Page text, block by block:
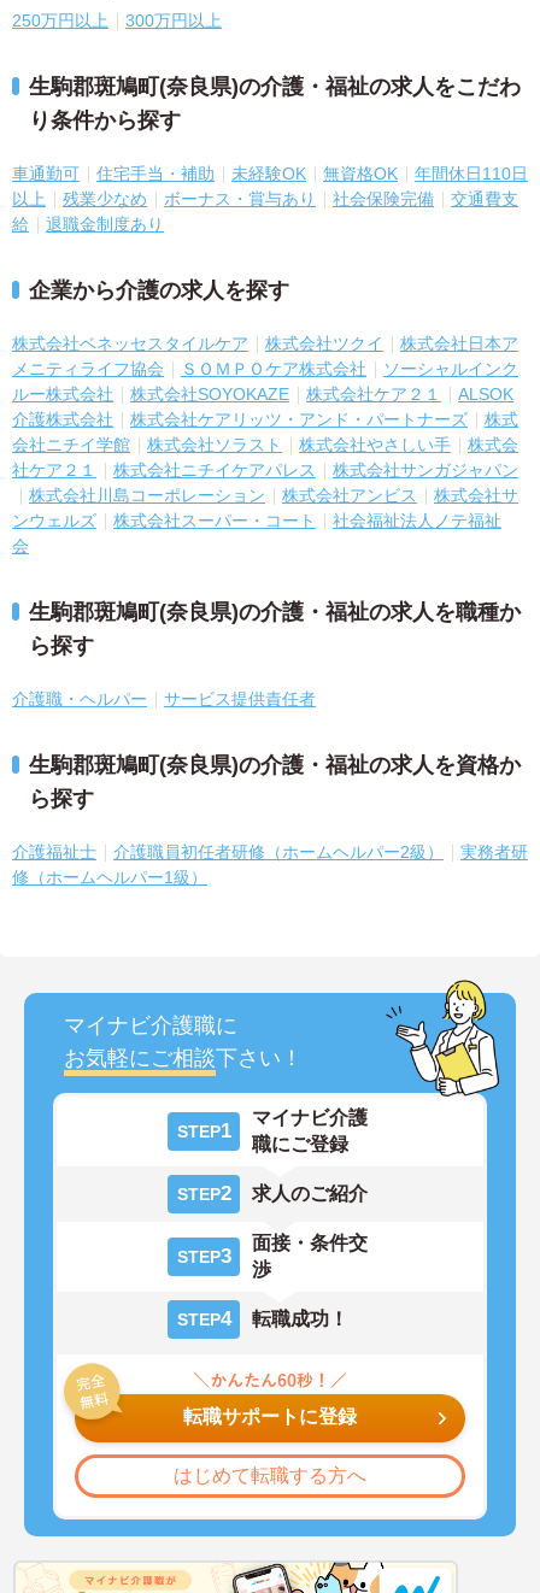
250万円以上 300万円以上
生駒郡斑鳩町(奈良県)の介護・福祉の求人をこだわ
り条件から探す
車通勤可 住宅手当・補助 未経験OK 無資格OK
年間休日110日
以上
残業少なめ ボーナス・賞与あり 社会保険完備
交通費支
給
退職金制度あり
企業から介護の求人を探す
株式会社ベネッセスタイルケア 株式会社ツクイ
株式会社日本ア
メニティライフ協会
ＳＯＭＰＯケア株式会社
ソーシャルインク
ルー株式会社
株式会社SOYOKAZE 株式会社ケア２１
ALSOK
介護株式会社
株式会社ケアリッツ・アンド・パートナーズ
株式
会社ニチイ学館
株式会社ソラスト 株式会社やさしい手
株式会
社ケア２１
株式会社ニチイケアパレス
株式会社サンガジャパン
株式会社川島コーポレーション
株式会社アンビス
株式会社サ
ンウェルズ
株式会社スーパー・コート
社会福祉法人ノテ福祉
会
生駒郡斑鳩町(奈良県)の介護・福祉の求人を職種か
ら探す
介護職・ヘルパー サービス提供責任者
生駒郡斑鳩町(奈良県)の介護・福祉の求人を資格か
ら探す
介護福祉士 介護職員初任者研修（ホームヘルパー2級）
実務者研
修（ホームヘルパー1級）
マイナビ介護職に
お気軽にご相談下さい！
STEP1
マイナビ介護
職にご登録
STEP2 求人のご紹介
STEP3
面接・条件交
渉
STEP4 転職成功！
転職サポートに登録
はじめて転職する方へ